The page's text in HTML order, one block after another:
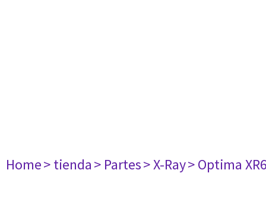
Home> tienda> Partes> X-Ray> Optima